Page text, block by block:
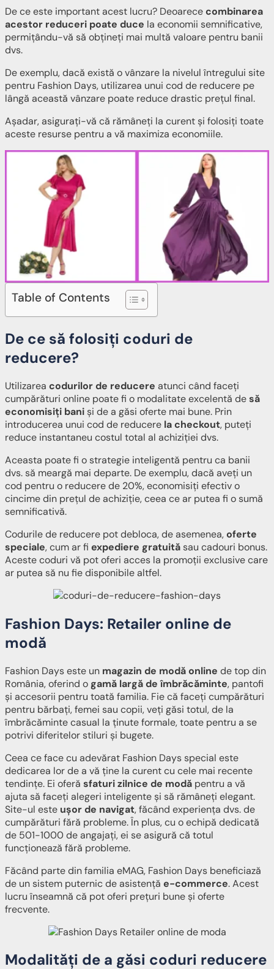
De ce este important acest lucru? Deoarececombinarea
acestor reduceri poate duce la economii semnificative,
permițându-vă să obțineți mai multă valoare pentru banii
dvs.
De exemplu, dacă există o vânzare la nivelul întregului site
pentru Fashion Days, utilizarea unui cod de reducere pe
lângă această vânzare poate reduce drastic prețul final.
Așadar, asigurați-vă că rămâneți la curent și folosiți toate
aceste resurse pentru a vă maximiza economiile.
Table of Contents
De ce să folosiți coduri de
reducere?
Utilizarea codurilor de reducere atunci când faceți
cumpărături online poate fi o modalitate excelentă desă
economisiți bani și de a găsi oferte mai bune. Prin
introducerea unui cod de reducere la checkout, puteți
reduce instantaneu costul total al achiziției dvs.
Aceasta poate fi o strategie inteligentă pentru ca banii
dvs. să meargă mai departe. De exemplu, dacă aveți un
cod pentru o reducere de 20%, economisiți efectiv o
cincime din prețul de achiziție, ceea ce ar putea fi o sumă
semnificativă.
Codurile de reducere pot debloca, de asemenea,oferte
speciale, cum ar fi expediere gratuită sau cadouri bonus.
Aceste coduri vă pot oferi acces la promoții exclusive care
ar putea să nu fie disponibile altfel.
Fashion Days: Retailer online de
modă
Fashion Days este un magazin de modă online de top din
România, oferind o gamă largă de îmbrăcăminte, pantofi
și accesorii pentru toată familia. Fie că faceți cumpărături
pentru bărbați, femei sau copii, veți găsi totul, de la
îmbrăcăminte casual la ținute formale, toate pentru a se
potrivi diferitelor stiluri și bugete.
Ceea ce face cu adevărat Fashion Days special este
dedicarea lor de a vă ține la curent cu cele mai recente
tendințe. Ei oferă sfaturi zilnice de modă pentru a vă
ajuta să faceți alegeri inteligente și să rămâneți elegant.
Site-ul este ușor de navigat, făcând experiența dvs. de
cumpărături fără probleme. În plus, cu o echipă dedicată
de 501-1000 de angajați, ei se asigură că totul
funcționează fără probleme.
Făcând parte din familia eMAG, Fashion Days beneficiază
de un sistem puternic de asistență e-commerce. Acest
lucru înseamnă că pot oferi prețuri bune și oferte
frecvente.
Modalități de a găsi coduri reducere